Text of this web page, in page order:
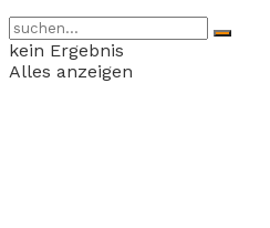
kein Ergebnis
Alles anzeigen